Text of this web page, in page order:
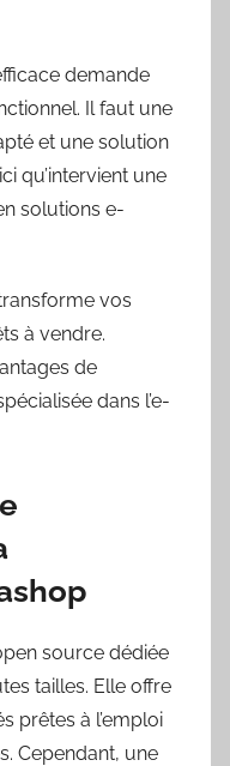
demande
Il faut une
et une solution
qu’intervient une
solutions e-
vos
à vendre.
de
dans l’e-
source dédiée
tailles. Elle offre
prêtes à l’emploi
Cependant, une